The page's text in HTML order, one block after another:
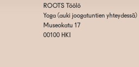
ROOTS Töölö
Yoga (auki joogatuntien yhteydessä)
Museokatu 17
00100 HKI